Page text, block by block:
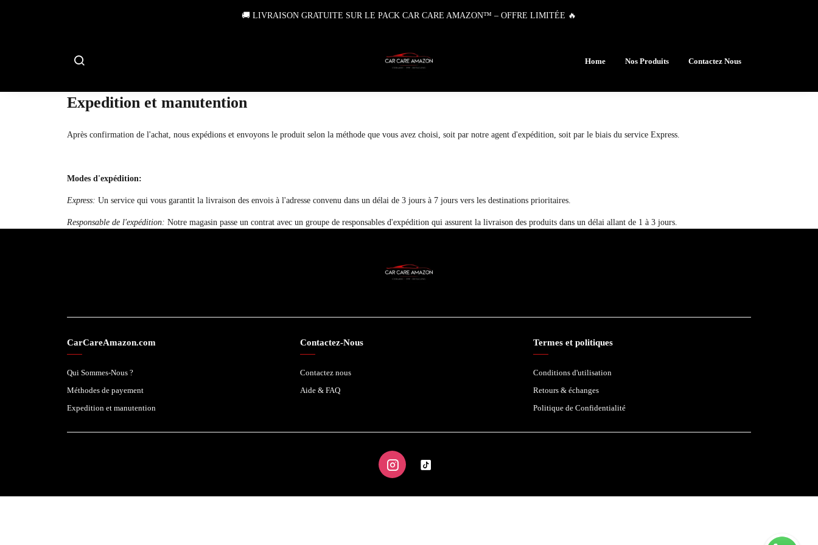
🚚 LIVRAISON GRATUITE SUR LE PACK CAR CARE AMAZON™ – OFFRE LIMITÉE 🔥
Home Nos Produits Contactez Nous
Expedition et manutention
Après confirmation de l'achat, nous expédions et envoyons le produit selon la méthode que vous avez choisi, soit par notre agent d'expédition, soit par le biais du service Express.
Modes d'expédition:
Express: Un service qui vous garantit la livraison des envois à l'adresse convenu dans un délai de 3 jours à 7 jours vers les destinations prioritaires.
Responsable de l'expédition: Notre magasin passe un contrat avec un groupe de responsables d'expédition qui assurent la livraison des produits dans un délai allant de 1 à 3 jours.
CarCareAmazon.com
Qui Sommes-Nous ?
Méthodes de payement
Expedition et manutention
Contactez-Nous
Contactez nous
Aide & FAQ
Termes et politiques
Conditions d'utilisation
Retours & échanges
Politique de Confidentialité